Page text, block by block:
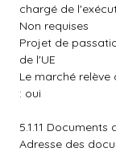
chargé de
Non requises
Projet de
de l'UE
Le marché
: oui
5.1.11 Documents
Adresse des